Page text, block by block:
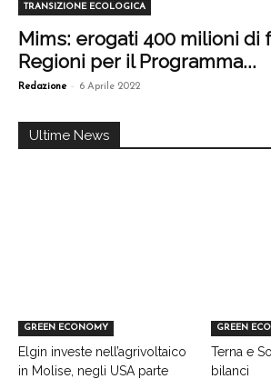
TRANSIZIONE ECOLOGICA
Mims: erogati 400 milioni di
Regioni per il Programma...
Redazione - 6 Aprile 2022
Ultime News
GREEN ECONOMY
Elgin investe nell’agrivoltaico
in Molise, negli USA parte
GREEN
Terna e
bilanci